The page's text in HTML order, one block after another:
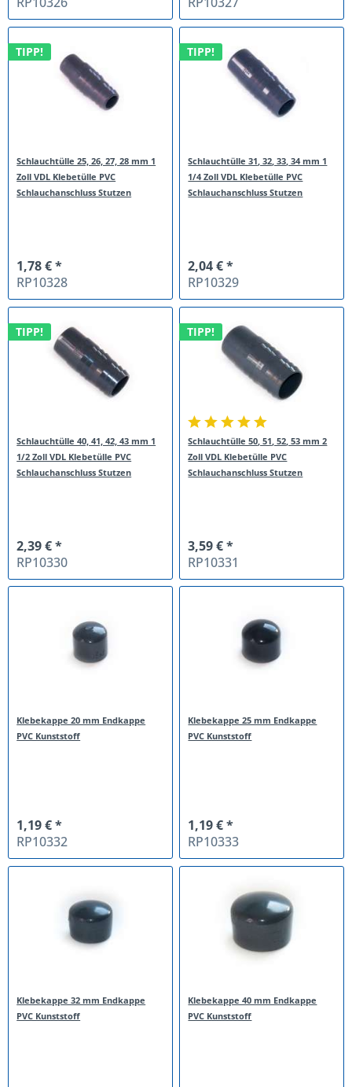
TIPP!
Schlauchtülle 25, 26, 27, 28 mm 1
Zoll VDL Klebetülle PVC
Schlauchanschluss Stutzen
1,78 € *
RP10328
TIPP!
Schlauchtülle 31, 32, 33, 34 mm 1
1/4 Zoll VDL Klebetülle PVC
Schlauchanschluss Stutzen
2,04 € *
RP10329
TIPP!
Schlauchtülle 40, 41, 42, 43 mm 1
1/2 Zoll VDL Klebetülle PVC
Schlauchanschluss Stutzen
2,39 € *
RP10330
TIPP!
Schlauchtülle 50, 51, 52, 53 mm 2
Zoll VDL Klebetülle PVC
Schlauchanschluss Stutzen
3,59 € *
RP10331
Klebekappe 20 mm Endkappe
PVC Kunststoff
1,19 € *
RP10332
Klebekappe 25 mm Endkappe
PVC Kunststoff
1,19 € *
RP10333
Klebekappe 32 mm Endkappe
PVC Kunststoff
Klebekappe 40 mm Endkappe
PVC Kunststoff